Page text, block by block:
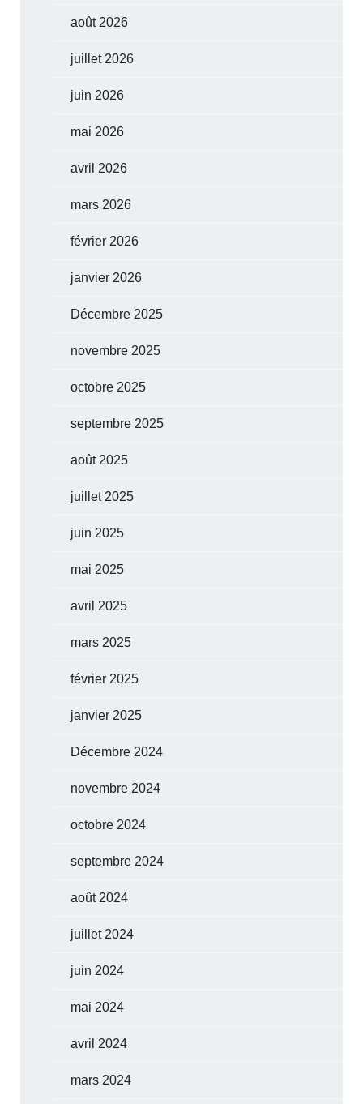
août 2026
juillet 2026
juin 2026
mai 2026
avril 2026
mars 2026
février 2026
janvier 2026
Décembre 2025
novembre 2025
octobre 2025
septembre 2025
août 2025
juillet 2025
juin 2025
mai 2025
avril 2025
mars 2025
février 2025
janvier 2025
Décembre 2024
novembre 2024
octobre 2024
septembre 2024
août 2024
juillet 2024
juin 2024
mai 2024
avril 2024
mars 2024